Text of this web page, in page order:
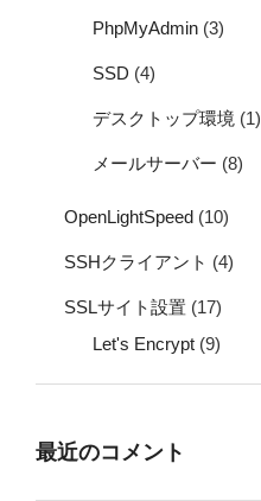
PhpMyAdmin (3)
SSD (4)
デスクトップ環境 (1)
メールサーバー (8)
OpenLightSpeed (10)
SSHクライアント (4)
SSLサイト設置 (17)
Let's Encrypt (9)
最近のコメント